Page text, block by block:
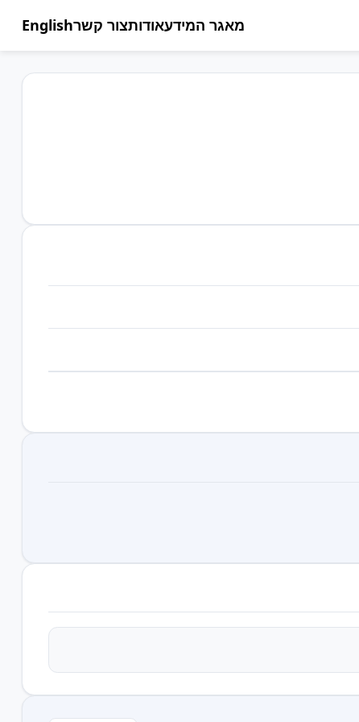
מאגר המידעאודותצור קשרEnglish